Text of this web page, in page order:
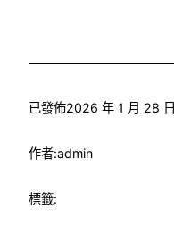
已發佈2026 年 1 月 28 日
作者:admin
標籤: